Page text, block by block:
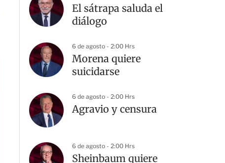
El sátrapa saluda el
diálogo
6 de agosto - 2:00 Hrs
Morena quiere
suicidarse
6 de agosto - 2:00 Hrs
Agravio y censura
6 de agosto - 2:00 Hrs
Sheinbaum quiere